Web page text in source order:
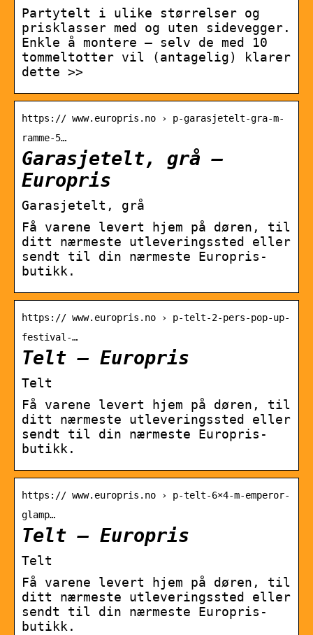
Partytelt i ulike størrelser og
prisklasser med og uten sidevegger.
Enkle å montere – selv de med 10
tommeltotter vil (antagelig) klarer
dette >>
https:// www.europris.no › p-garasjetelt-gra-m-
ramme-5…
Garasjetelt, grå –
Europris
Garasjetelt, grå
Få varene levert hjem på døren, til
ditt nærmeste utleveringssted eller
sendt til din nærmeste Europris-
butikk.
https:// www.europris.no › p-telt-2-pers-pop-up-
festival-…
Telt – Europris
Telt
Få varene levert hjem på døren, til
ditt nærmeste utleveringssted eller
sendt til din nærmeste Europris-
butikk.
https:// www.europris.no › p-telt-6×4-m-emperor-
glamp…
Telt – Europris
Telt
Få varene levert hjem på døren, til
ditt nærmeste utleveringssted eller
sendt til din nærmeste Europris-
butikk.